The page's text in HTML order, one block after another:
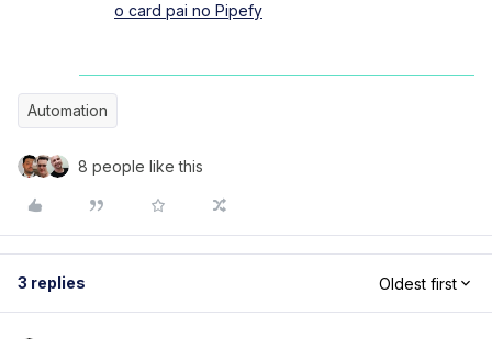
o card pai no Pipefy
Automation
8 people like this
3 replies Oldest first